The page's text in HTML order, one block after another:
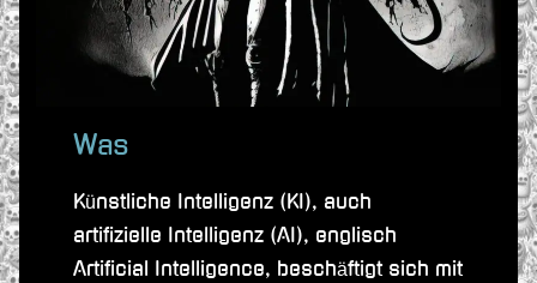
Was
Künstliche Intelligenz (KI), auch
artifizielle Intelligenz (AI), englisch
Artificial Intelligence, beschäftigt sich mit